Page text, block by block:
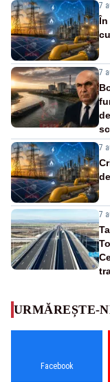
7
7
7
7
URMĂREȘTE-
Facebook